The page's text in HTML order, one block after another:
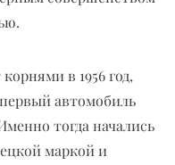
в 1956 год,
автомобиль
тогда начались
маркой и